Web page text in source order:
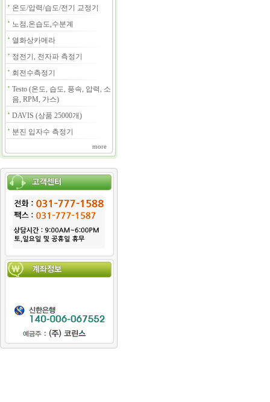
온도/압력/습도/전기 교정기
노점,온습도,수분계
열화상카메라
정전기, 전자파 측정기
회전수측정기
Testo (온도, 습도, 풍속, 압력, 소
음, RPM, 가스)
DAVIS (상품 25000개)
분진 입자수 측정기
more